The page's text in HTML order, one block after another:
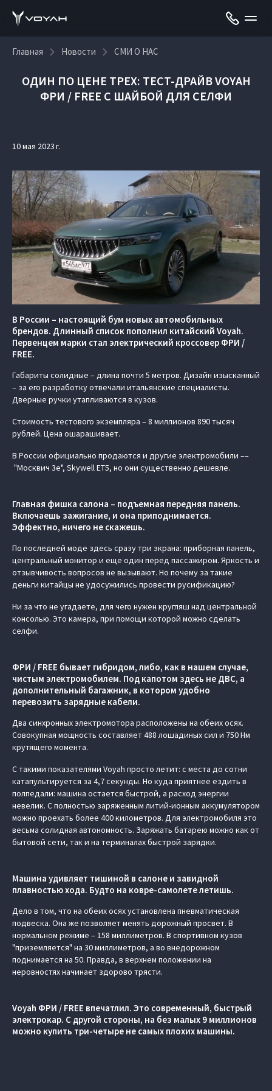
Главная Новости СМИ О НАС
ОДИН ПО ЦЕНЕ ТРЕХ: ТЕСТ-ДРАЙВ VOYAH
ФРИ / FREE С ШАЙБОЙ ДЛЯ СЕЛФИ
10 мая 2023 г.
В России – настоящий бум новых автомобильных
брендов. Длинный список пополнил китайский Voyah.
Первенцем марки стал электрический кроссовер ФРИ /
FREE.
Габариты солидные – длина почти 5 метров. Дизайн изысканный
– за его разработку отвечали итальянские специалисты.
Дверные ручки утапливаются в кузов.
Стоимость тестового экземпляра – 8 миллионов 890 тысяч
рублей. Цена ошарашивает.
В России официально продаются и другие электромобили ––
"Москвич 3е", Skywell ET5, но они существенно дешевле.
Главная фишка салона – подъемная передняя панель.
Включаешь зажигание, и она приподнимается.
Эффектно, ничего не скажешь.
По последней моде здесь сразу три экрана: приборная панель,
центральный монитор и еще один перед пассажиром. Яркость и
отзывчивость вопросов не вызывают. Но почему за такие
деньги китайцы не удосужились провести русификацию?
Ни за что не угадаете, для чего нужен кругляш над центральной
консолью. Это камера, при помощи которой можно сделать
селфи.
ФРИ / FREE бывает гибридом, либо, как в нашем случае,
чистым электромобилем. Под капотом здесь не ДВС, а
дополнительный багажник, в котором удобно
перевозить зарядные кабели.
Два синхронных электромотора расположены на обеих осях.
Совокупная мощность составляет 488 лошадиных сил и 750 Нм
крутящего момента.
С такими показателями Voyah просто летит: с места до сотни
катапультируется за 4,7 секунды. Но куда приятнее ездить в
полпедали: машина остается быстрой, а расход энергии
невелик. С полностью заряженным литий-ионным аккумулятором
можно проехать более 400 километров. Для электромобиля это
весьма солидная автономность. Заряжать батарею можно как от
бытовой сети, так и на терминалах быстрой зарядки.
Машина удивляет тишиной в салоне и завидной
плавностью хода. Будто на ковре-самолете летишь.
Дело в том, что на обеих осях установлена пневматическая
подвеска. Она же позволяет менять дорожный просвет. В
нормальном режиме – 158 миллиметров. В спортивном кузов
"приземляется" на 30 миллиметров, а во внедорожном
поднимается на 50. Правда, в верхнем положении на
неровностях начинает здорово трясти.
Voyah ФРИ / FREE впечатлил. Это современный, быстрый
электрокар. С другой стороны, на без малых 9 миллионов
можно купить три-четыре не самых плохих машины.